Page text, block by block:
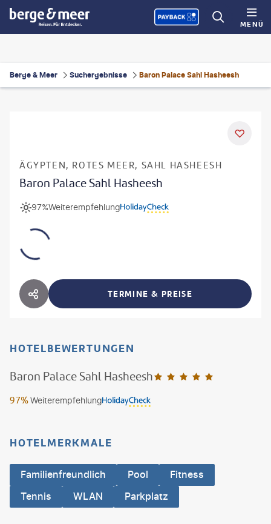
MENÜ
Berge & Meer Suchergebnisse Baron Palace Sahl Hasheesh
ÄGYPTEN, ROTES MEER, SAHL HASHEESH
Baron Palace Sahl Hasheesh
Weiterempfehlung
97%
HOTEL TEILEN TERMINE & PREISE
HOTELBEWERTUNGEN
Baron Palace Sahl Hasheesh
Weiterempfehlung
97%
HOTELMERKMALE
Familienfreundlich Pool
Fitness
Tennis
WLAN Parkplatz